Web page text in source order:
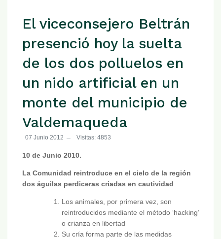
El viceconsejero Beltrán
presenció hoy la suelta
de los dos polluelos en
un nido artificial en un
monte del municipio de
Valdemaqueda
07 Junio 2012 Visitas: 4853
10 de Junio 2010.
La Comunidad reintroduce en el cielo de la región
dos águilas perdiceras criadas en cautividad
Los animales, por primera vez, son
reintroducidos mediante el método ‘hacking’
o crianza en libertad
Su cría forma parte de las medidas